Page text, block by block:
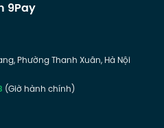
9Pay
Phường Thanh Xuân, Hà Nội
(Giờ hành chính)